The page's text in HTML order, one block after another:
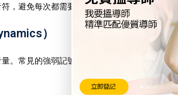
，避免每次都需要註明升降符號。
）
。常見的強弱記號有：